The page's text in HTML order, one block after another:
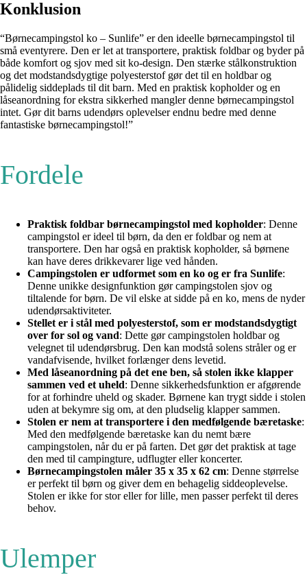
Konklusion
“Børnecampingstol ko – Sunlife” er den ideelle børnecampingstol til
små eventyrere. Den er let at transportere, praktisk foldbar og byder på
både komfort og sjov med sit ko-design. Den stærke stålkonstruktion
og det modstandsdygtige polyesterstof gør det til en holdbar og
pålidelig siddeplads til dit barn. Med en praktisk kopholder og en
låseanordning for ekstra sikkerhed mangler denne børnecampingstol
intet. Gør dit barns udendørs oplevelser endnu bedre med denne
fantastiske børnecampingstol!”
Fordele
Praktisk foldbar børnecampingstol med kopholder: Denne
campingstol er ideel til børn, da den er foldbar og nem at
transportere. Den har også en praktisk kopholder, så børnene
kan have deres drikkevarer lige ved hånden.
Campingstolen er udformet som en ko og er fra Sunlife:
Denne unikke designfunktion gør campingstolen sjov og
tiltalende for børn. De vil elske at sidde på en ko, mens de nyder
udendørsaktiviteter.
Stellet er i stål med polyesterstof, som er modstandsdygtigt
over for sol og vand: Dette gør campingstolen holdbar og
velegnet til udendørsbrug. Den kan modstå solens stråler og er
vandafvisende, hvilket forlænger dens levetid.
Med låseanordning på det ene ben, så stolen ikke klapper
sammen ved et uheld: Denne sikkerhedsfunktion er afgørende
for at forhindre uheld og skader. Børnene kan trygt sidde i stolen
uden at bekymre sig om, at den pludselig klapper sammen.
Stolen er nem at transportere i den medfølgende bæretaske:
Med den medfølgende bæretaske kan du nemt bære
campingstolen, når du er på farten. Det gør det praktisk at tage
den med til campingture, udflugter eller koncerter.
Børnecampingstolen måler 35 x 35 x 62 cm: Denne størrelse
er perfekt til børn og giver dem en behagelig siddeoplevelse.
Stolen er ikke for stor eller for lille, men passer perfekt til deres
behov.
Ulemper